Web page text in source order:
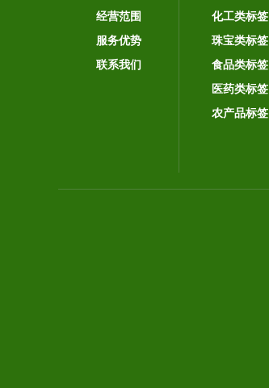
经营范围
服务优势
联系我们
化工类标签
珠宝类标签
食品类标签
医药类标签
农产品标签